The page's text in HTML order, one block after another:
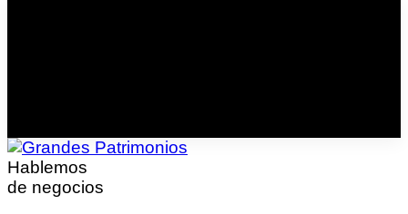
Hablemos
de negocios